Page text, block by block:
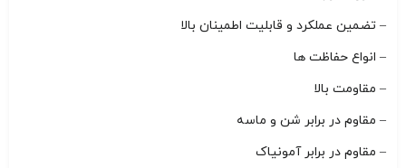
– تضمین عملکرد و قابلیت اطمینان بالا
– انواع حفاظت ها
– مقاومت بالا
– مقاوم در برابر شن و ماسه
– مقاوم در برابر آمونیاک